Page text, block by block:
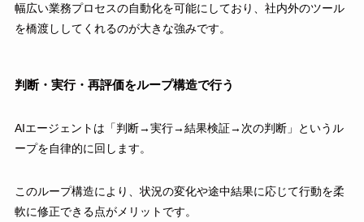
幅広い業務プロセスの自動化を可能にしており、社内外のツール
を橋渡ししてくれるのが大きな強みです。
判断・実行・再評価をループ構造で行う
AIエージェントは「判断→実行→結果検証→次の判断」というル
ープを自律的に回します。
このループ構造により、状況の変化や途中結果に応じて行動を柔
軟に修正できる点がメリットです。